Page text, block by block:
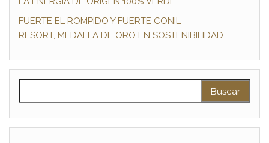
FUERTE EL ROMPIDO Y FUERTE CONIL
RESORT, MEDALLA DE ORO EN SOSTENIBILIDAD